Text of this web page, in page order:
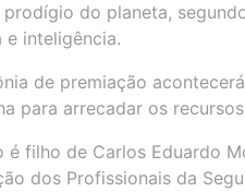
prodígio do planeta,
e inteligência.
de premiação
para arrecadar os
é filho de Carlos Eduardo
dos Profissionais da